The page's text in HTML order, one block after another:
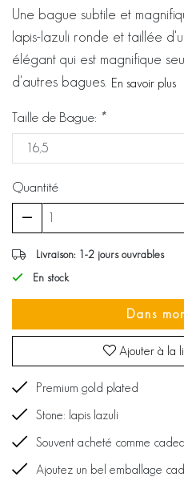
Une bague subtile et
lapis-lazuli ronde et taillée
élégant qui est magnifique
d'autres bagues. En savoir plus
Taille de Bague: *
Quantité
Livraison: 1-2 jours ouvrables
En stock
Dans
Ajouter à la
Premium gold plated
Stone: lapis lazuli
Souvent acheté comme
Ajoutez un bel emballage